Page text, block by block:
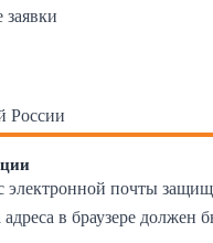
России
электронной почты
в браузере должен